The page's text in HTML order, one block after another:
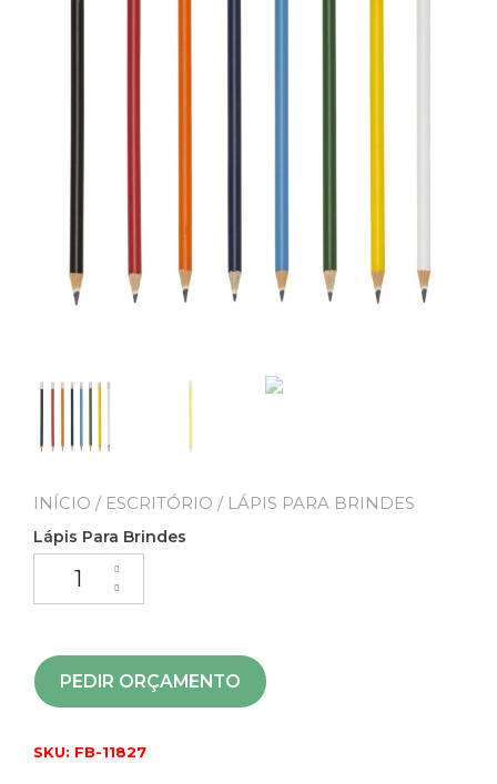
INÍCIO / ESCRITÓRIO / LÁPIS PARA BRINDES
Lápis Para Brindes
PEDIR ORÇAMENTO
SKU: FB-11827